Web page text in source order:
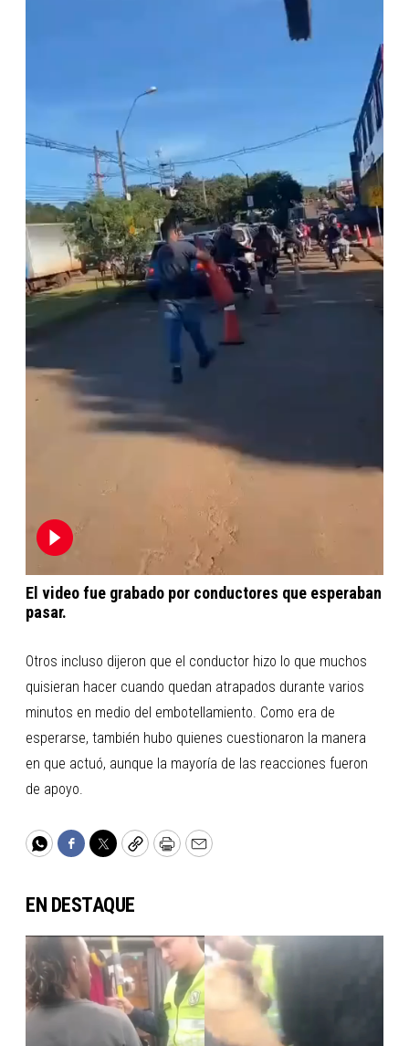
El video fue grabado por conductores que esperaban
pasar.
Otros incluso dijeron que el conductor hizo lo que muchos
quisieran hacer cuando quedan atrapados durante varios
minutos en medio del embotellamiento. Como era de
esperarse, también hubo quienes cuestionaron la manera
en que actuó, aunque la mayoría de las reacciones fueron
de apoyo.
WhatsApp
Facebook
TwitterCopyPrintEmail
EN DESTAQUE